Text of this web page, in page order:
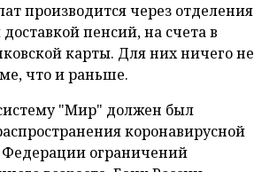
производится через отделения
пенсий, на счета в
карты. Для них ничего не
что и раньше.
"Мир" должен был
коронавирусной
ограничений